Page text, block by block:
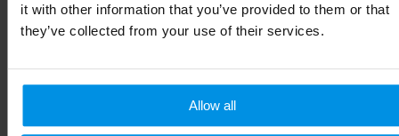
it with other information that you’ve provided to them or that
they’ve collected from your use of their services.
Allow all
Diameter 7.5 cm
Zwart